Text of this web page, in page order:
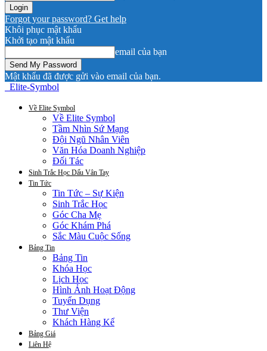
Forgot your password? Get help
Khôi phục mật khẩu
Khởi tạo mật khẩu
email của bạn
Mật khẩu đã được gửi vào email của bạn.
Elite-Symbol
Về Elite Symbol
Về Elite Symbol
Tầm Nhìn Sứ Mạng
Đội Ngũ Nhân Viên
Văn Hóa Doanh Nghiệp
Đối Tác
Sinh Trắc Học Dấu Vân Tay
Tin Tức
Tin Tức – Sự Kiện
Sinh Trắc Học
Góc Cha Mẹ
Góc Khám Phá
Sắc Màu Cuộc Sống
Bảng Tin
Bảng Tin
Khóa Học
Lịch Học
Hình Ảnh Hoạt Động
Tuyển Dụng
Thư Viện
Khách Hàng Kể
Bảng Giá
Liên Hệ